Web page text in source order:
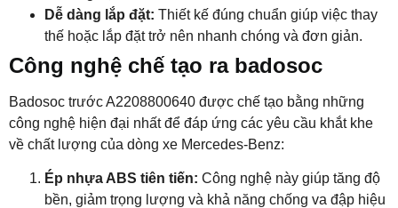
Dễ dàng lắp đặt: Thiết kế đúng chuẩn giúp việc thay
thế hoặc lắp đặt trở nên nhanh chóng và đơn giản.
Công nghệ chế tạo ra badosoc
Badosoc trước A2208800640 được chế tạo bằng những
công nghệ hiện đại nhất để đáp ứng các yêu cầu khắt khe
về chất lượng của dòng xe Mercedes-Benz:
Ép nhựa ABS tiên tiến: Công nghệ này giúp tăng độ
bền, giảm trọng lượng và khả năng chống va đập hiệu